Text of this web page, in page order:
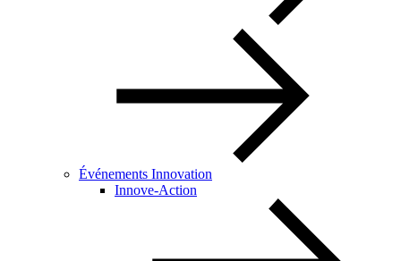
Événements Innovation
Innove-Action